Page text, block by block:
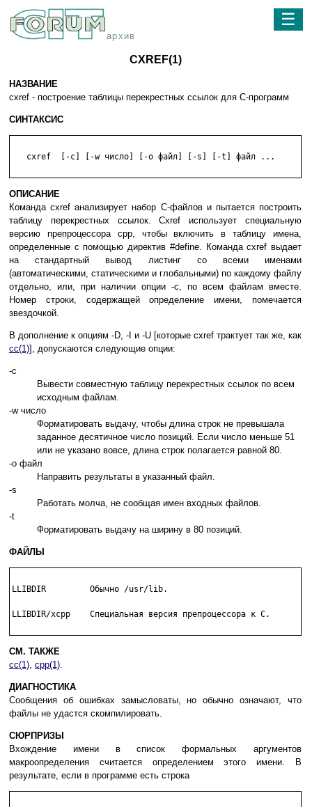
архив
☰
CXREF(1)
НАЗВАНИЕ
cxref - построение таблицы перекрестных ссылок для C-программ
СИНТАКСИС
   cxref  [-c] [-w число] [-o файл] [-s] [-t] файл ...
ОПИСАНИЕ
Команда cxref анализирует набор C-файлов и пытается построить
таблицу перекрестных ссылок. Cxref использует специальную
версию препроцессора cpp, чтобы включить в таблицу имена,
определенные с помощью директив #define. Команда cxref выдает
на стандартный вывод листинг со всеми именами
(автоматическими, статическими и глобальными) по каждому файлу
отдельно, или, при наличии опции -c, по всем файлам вместе.
Номер строки, содержащей определение имени, помечается
звездочкой.
В дополнение к опциям -D, -I и -U [которые cxref трактует так же, как
cc(1)], допускаются следующие опции:
-c
Вывести совместную таблицу перекрестных ссылок по всем
исходным файлам.
-w число
Форматировать выдачу, чтобы длина строк не превышала
заданное десятичное число позиций. Если число меньше 51
или не указано вовсе, длина строк полагается равной 80.
-o файл
Направить результаты в указанный файл.
-s
Работать молча, не сообщая имен входных файлов.
-t
Форматировать выдачу на ширину в 80 позиций.
ФАЙЛЫ
LLIBDIR         Обычно /usr/lib.
LLIBDIR/xcpp    Специальная версия препроцессора к C.
СМ. ТАКЖЕ
cc(1), cpp(1).
ДИАГНОСТИКА
Сообщения об ошибках замысловаты, но обычно означают, что
файлы не удастся скомпилировать.
СЮРПРИЗЫ
Вхождение имени в список формальных аргументов
макроопределения считается определением этого имени. В
результате, если в программе есть строка